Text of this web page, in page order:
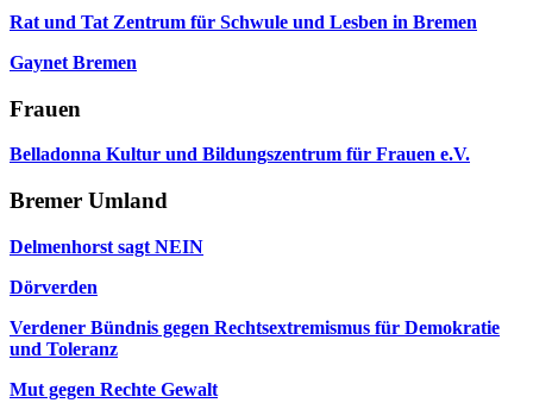
Rat und Tat Zentrum für Schwule und Lesben in Bremen
Gaynet Bremen
Frauen
Belladonna Kultur und Bildungszentrum für Frauen e.V.
Bremer Umland
Delmenhorst sagt NEIN
Dörverden
Verdener Bündnis gegen Rechtsextremismus für Demokratie
und Toleranz
Mut gegen Rechte Gewalt